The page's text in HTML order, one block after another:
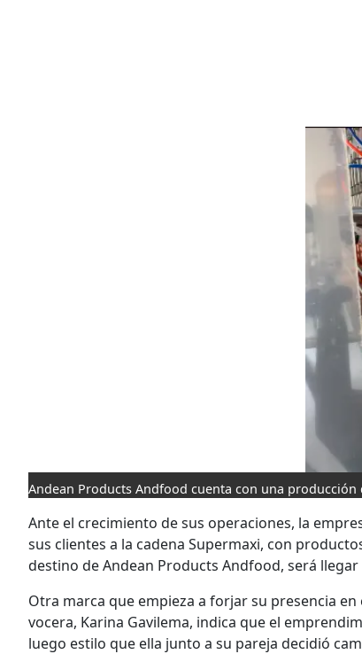
Andean Products Andfood cuenta con una
Ante el crecimiento de sus operaciones, la
sus clientes a la cadena Supermaxi, con
destino de Andean Products Andfood, será llegar
Otra marca que empieza a forjar su presencia
vocera, Karina Gavilema, indica que el
luego estilo que ella junto a su pareja decidió